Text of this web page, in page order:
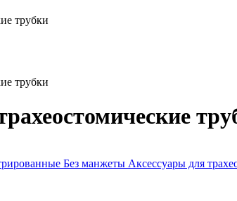
трубки
трубки
Без манжеты Аксессуары для